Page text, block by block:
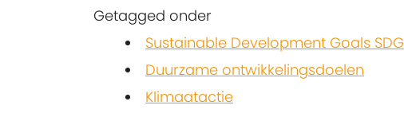
Getagged onder
Sustainable Development Goals SDG
Duurzame ontwikkelingsdoelen
Klimaatactie